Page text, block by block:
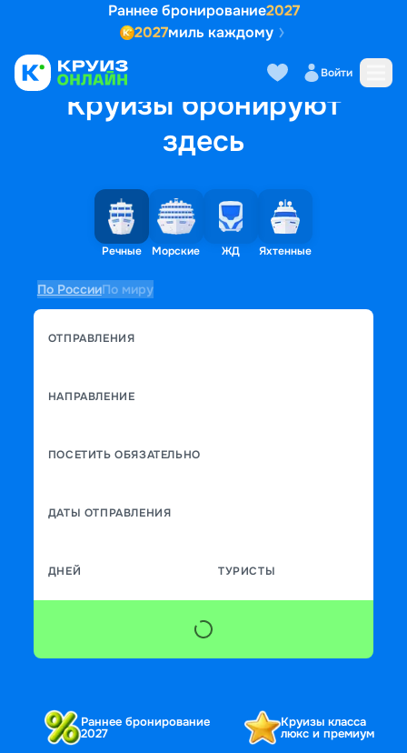
Раннее бронирование2027
2027миль каждому
Войти
Круизы бронируют
здесь
Речные Морские ЖД Яхтенные
По РоссииПо миру
ОТПРАВЛЕНИЯ
НАПРАВЛЕНИЕ
ПОСЕТИТЬ ОБЯЗАТЕЛЬНО
ДАТЫ ОТПРАВЛЕНИЯ
ДНЕЙ ТУРИСТЫ
Раннее бронирование
2027
Круизы класса
люкс и премиум